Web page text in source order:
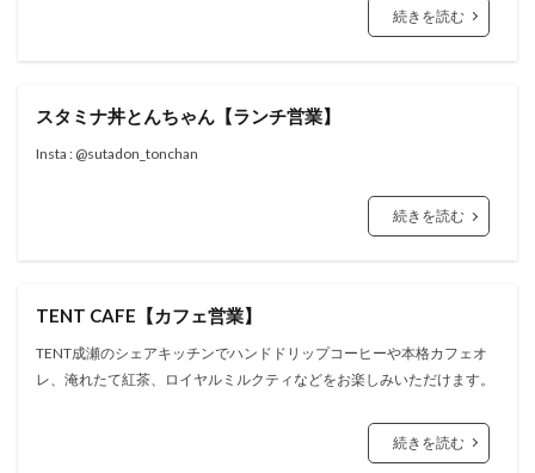
続きを読む
スタミナ丼とんちゃん【ランチ営業】
Insta : @sutadon_tonchan
続きを読む
TENT CAFE【カフェ営業】
TENT成瀬のシェアキッチンでハンドドリップコーヒーや本格カフェオ
レ、淹れたて紅茶、ロイヤルミルクティなどをお楽しみいただけます。
続きを読む